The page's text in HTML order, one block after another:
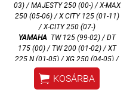
03) / MAJESTY 250 (00-) / X-MAX
250 (05-06) / X CITY 125 (01-11)
/ X-CITY 250 (07-)
YAMAHA TW 125 (99-02) / DT
175 (00) / TW 200 (01-02) / XT
225 N (01-05) / XG 250 (04-05) /
YZF 600 R6 (99-02) / YZF 1000
R1 (02-03)
 KOSÁRBA